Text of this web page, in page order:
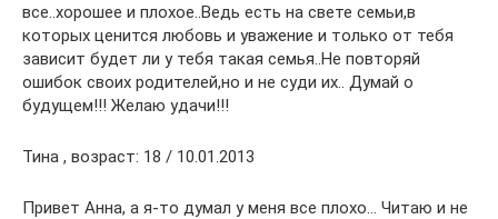
все..хорошее и плохое..Ведь есть на свете семьи,в
которых ценится любовь и уважение и только от тебя
зависит будет ли у тебя такая семья..Не повторяй
ошибок своих родителей,но и не суди их.. Думай о
будущем!!! Желаю удачи!!!
Тина , возраст: 18 / 10.01.2013
Привет Анна, а я-то думал у меня все плохо… Читаю и не